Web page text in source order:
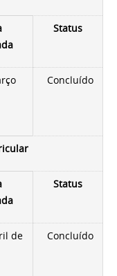
Status
Concluído
Status
de
Concluído